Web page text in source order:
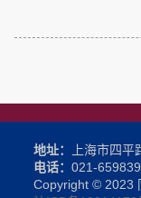
地址： 上海市四
电话： 021-
Copyright © 2023